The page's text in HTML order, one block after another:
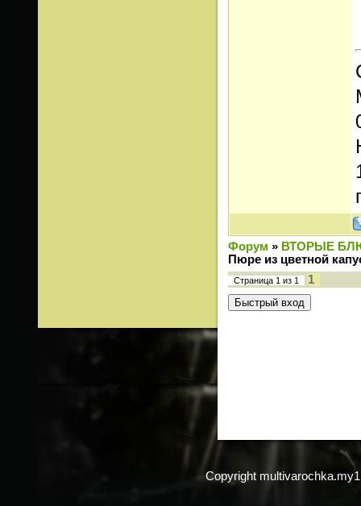
Форум » ВТОРЫЕ
Пюре из цветной
Страница 1 из 1 1
Copyright